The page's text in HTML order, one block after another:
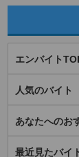
エンバイト
人気のバイト
あなたへのお
最近見たバイ